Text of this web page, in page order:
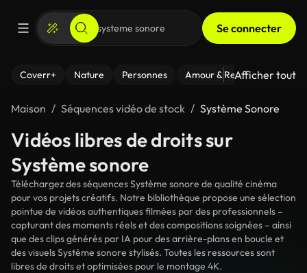
Se connecter
Coverr+ Nature Personnes Amour & Relations Le
Afficher tout
Maison Séquences vidéo de stock Système Sonore
Vidéos libres de droits sur
Système sonore
Téléchargez des séquences Système sonore de qualité cinéma
pour vos projets créatifs. Notre bibliothèque propose une sélection
pointue de vidéos authentiques filmées par des professionnels –
capturant des moments réels et des compositions soignées – ainsi
que des clips générés par IA pour des arrière-plans en boucle et
des visuels Système sonore stylisés. Toutes les ressources sont
libres de droits et optimisées pour le montage 4K.